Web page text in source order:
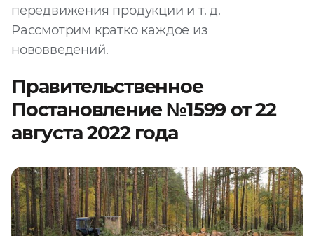
передвижения продукции и т. д.
Рассмотрим кратко каждое из
нововведений.
Правительственное
Постановление №1599 от 22
августа 2022 года